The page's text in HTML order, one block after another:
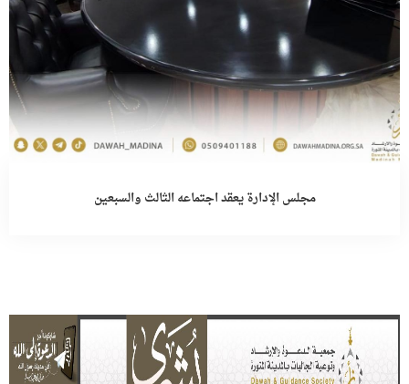
مجلس الإدارة يعقد اجتماعه الثالث والسبعين